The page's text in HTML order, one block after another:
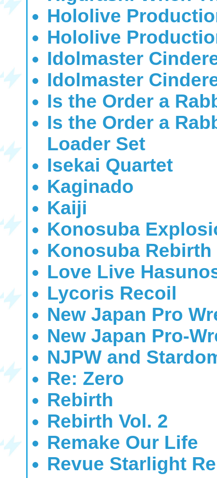
Hololive
Hololive
Idolmaster
Idolmaster
Is the Order a
Is the Order a
Loader Set
Isekai Quartet
Kaginado
Kaiji
Konosuba
Konosuba Rebirth
Love Live
Lycoris Recoil
New Japan Pro
New Japan Pro-
NJPW and
Re: Zero
Rebirth
Rebirth Vol. 2
Remake Our Life
Revue Starlight